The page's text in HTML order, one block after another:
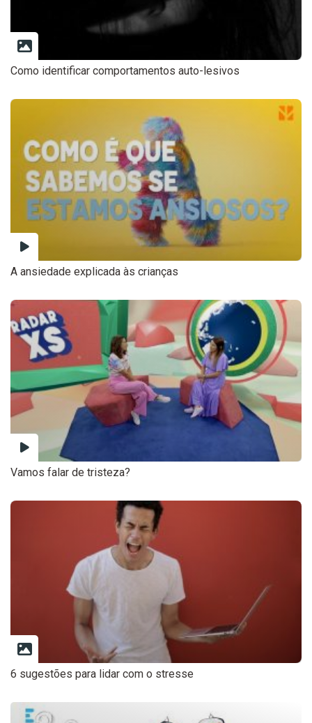
Como identificar comportamentos auto-lesivos
A ansiedade explicada às crianças
Vamos falar de tristeza?
6 sugestões para lidar com o stresse